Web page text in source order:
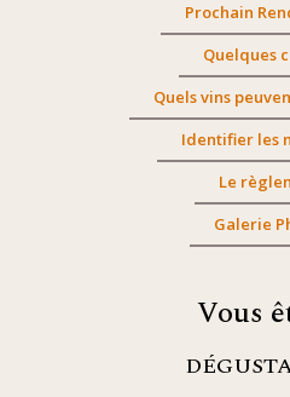
Prochain
Quelques
Quels vins
Identifier les
Le
Galerie
Vous